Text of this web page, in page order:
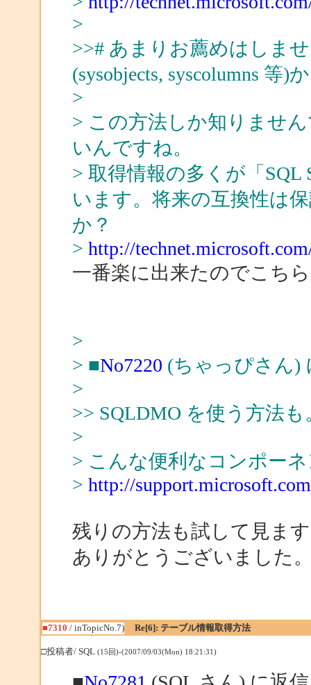
>
>># あまりお薦めはしま
(sysobjects, syscolumns 等
>
> この方法しか知りませ
いんですね。
> 取得情報の多くが「SQL
います。将来の互換性は
か？
> http://
一番楽に出来たのでこち
>
> ■No7220 (ちゃっぴさん)
>
>> SQLDMO を使う方法も
>
> こんな便利なコンポー
> http://
残りの方法も試して見ま
ありがとうございました
■7310 / inTopicNo.7) Re[6]: テーブル情報取得方法
□投稿者/ SQL (15回)-(2007/09/03(Mon) 18:21:31)